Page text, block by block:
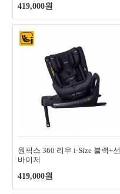
419,000원
원픽스 360 리우 i-Size 블랙+선
바이저
419,000원